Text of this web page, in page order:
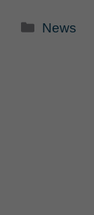
Categorie
News